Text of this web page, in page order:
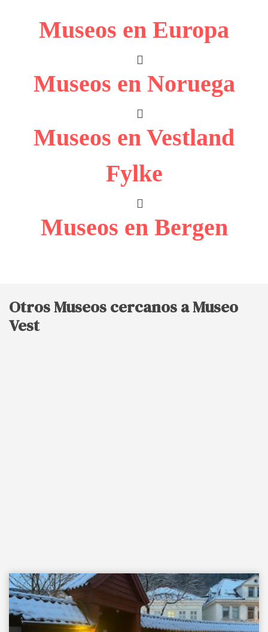
Museos en Europa
Museos en Noruega
Museos en Vestland
Fylke
Museos en Bergen
Otros Museos cercanos a Museo
Vest